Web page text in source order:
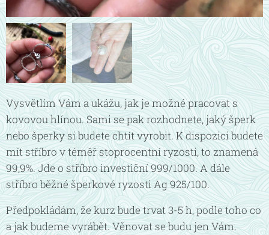
Vysvětlím Vám a ukážu, jak je možné pracovat s
kovovou hlínou. Sami se pak rozhodnete, jaký šperk
nebo šperky si budete chtít vyrobit. K dispozici budete
mít stříbro v téměř stoprocentní ryzosti, to znamená
99,9%. Jde o stříbro investiční 999/1000. A dále
stříbro běžné šperkové ryzosti Ag 925/100.
Předpokládám, že kurz bude trvat 3-5 h, podle toho co
a jak budeme vyrábět. Věnovat se budu jen Vám.